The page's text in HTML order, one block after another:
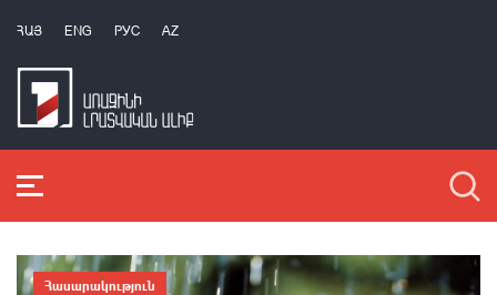
ՀԱՅ ENG РУС AZ
Հասարակություն